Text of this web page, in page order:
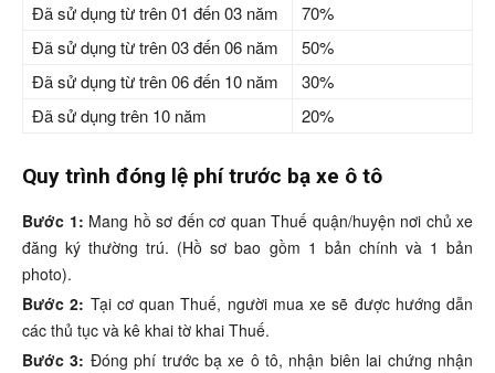
Đã sử dụng từ trên 01 đến 03 năm
70%
Đã sử dụng từ trên 03 đến 06 năm
50%
Đã sử dụng từ trên 06 đến 10 năm
30%
Đã sử dụng trên 10 năm
20%
Quy trình đóng lệ phí trước bạ xe ô tô
Bước 1: Mang hồ sơ đến cơ quan Thuế quận/huyện nơi chủ xe
đăng ký thường trú. (Hồ sơ bao gồm 1 bản chính và 1 bản
photo).
Bước 2: Tại cơ quan Thuế, người mua xe sẽ được hướng dẫn
các thủ tục và kê khai tờ khai Thuế.
Bước 3: Đóng phí trước bạ xe ô tô, nhận biên lai chứng nhận